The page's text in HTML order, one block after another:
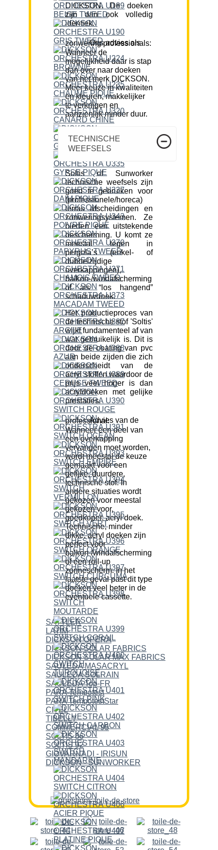
DICKSON. De doeken
zijn dan ook volledig
identiek.
Ons advies als zonwering professionals:
Wanneer de
mogelijkheid daar is stap
dan over naar doeken
van het merk DICKSON.
Meer keuze in kwaliteiten
en kleuren, makkelijker
te verkrijgen en
aanzienlijk minder duur.
TECHNISCHE
WEEFSELS
Soltis of Sunworker
technische weefsels zijn
goed te gebruiken voor
(professionele/horeca)
terras afscheidingen en
zonweringsystemen. Ze
bieden een uitstekende
bescherming. U komt ze
meestal tegen in
pergola’s (enkel- of
dubbelzijdige
overkappingen),
balkon-/windafscherming
of als “los hangend”
schaduwdoek.
Het productieproces van
de technische stof 'Soltis'
wijkt fundamenteel af van
wat gebruikelijk is. Dit is
door de coating van pvc
aan beide zijden die zich
onderscheidt van de
acryl stoffen waardoor de
prijs veel hoger is dan
acryldoeken met gelijke
prestaties.
Advies van de professional:
Wanneer een deel van
een overkapping
vervangen moet worden,
wordt meestal de keuze
gemaakt voor een
gelijke, duurdere,
technische stof. In
andere situaties wordt
gekozen voor meestal
gekozen voor,
goedkoper, acryl doek.
Technische, minder
dikke, acryl doeken zijn
perfect voor
balkon-/windafscherming
of een roll-up
zonnescherm. In het
laatste geval past dit type
doeken veel beter in de
eventuele cassette.
SATTLER
LATIM
DICKSON OPERA
DICKSON SOLAR FABRICS
DICKSON SOLAR MAX FABRICS
SAULEDA MASACRYL
SAULEDA SOLRAIN
SAULEDA Top-FR
PARA Tempotest
PARA TempotestStar
CITEL
TIBELLY
COMMERCIAL 95
SOLTIS 86
SOLTIS 92
GIOVARNADI - IRISUN
DICKSON - SUNWORKER